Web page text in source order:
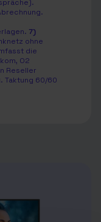
7)
ohne
die
O2
Reseller
Taktung 60/60